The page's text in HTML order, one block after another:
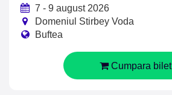
7 - 9 august 2026
Domeniul Stirbey Voda
Buftea
Cumpara bilet